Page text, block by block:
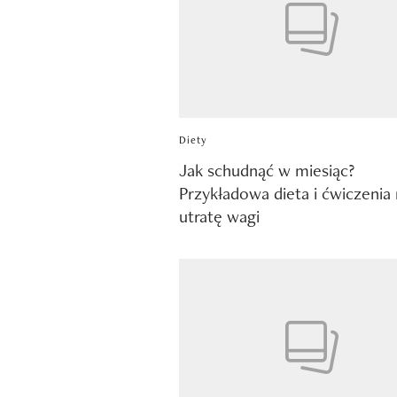
Diety
Jak schudnąć w miesiąc?
Przykładowa dieta i ćwiczenia
utratę wagi